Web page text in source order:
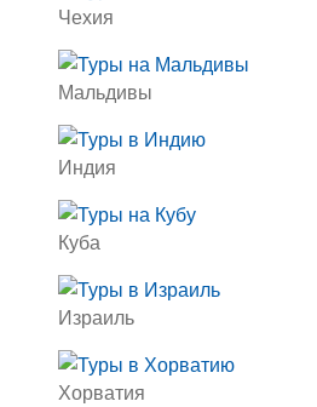
Чехия
Мальдивы
Индия
Куба
Израиль
Хорватия